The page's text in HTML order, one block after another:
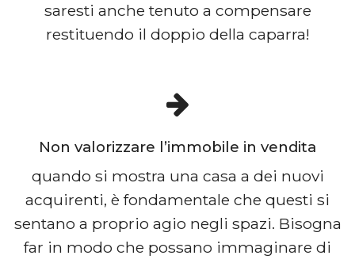
saresti anche tenuto a compensare
restituendo il doppio della caparra!
Non valorizzare l’immobile in vendita
quando si mostra una casa a dei nuovi
acquirenti, è fondamentale che questi si
sentano a proprio agio negli spazi. Bisogna
far in modo che possano immaginare di